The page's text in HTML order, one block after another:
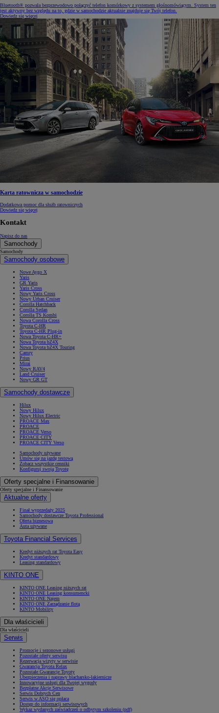
Bluetooth® pozwala bezprzewodowo połączyć telefon komórkowy z systemem głośnomówiącym. System ten
jest aktywny bez względu na to, gdzie w samochodzie aktualnie znajduje się Twój telefon.
Dowiedz się więcej
Karta ratownicza w samochodzie
Dodatkowa pomoc dla służb ratowniczych
Dowiedz się więcej
Kontakt
Napisz do nas
Samochody
Samochody
Samochody osobowe
Nowe Aygo X
Yaris
GR Yaris
Yaris Cross
Nowy Yaris Cross
Nowy Urban Cruiser
Corolla Hatchback
Corolla Sedan
Corolla TS Kombi
Nowa Corolla Cross
Toyota C-HR
Toyota C-HR Plug-in
Nowa Toyota C-HR+
Nowa Toyota bZ4X
Nowa Toyota bZ4X Touring
Camry
Prius
Mirai
Nowy RAV4
Land Cruiser
Nowy GR GT
Samochody dostawcze
Hilux
Nowy Hilux
Nowy Hilux Electric
PROACE Max
PROACE
PROACE Verso
PROACE CITY
PROACE CITY Verso
Samochody używane
Umów się na jazdę testową
Zobacz wszystkie cenniki
Konfiguruj swoją Toyotę
Oferty specjalne i Finansowanie
Oferty specjalne i Finansowanie
Aktualne oferty
Finał wyprzedaży 2025
Samochody dostawcze Toyota Professional
Oferta biznesowa
Auta używane
Toyota Financial Services
Kredyt niższych rat Toyota Easy
Kredyt standardowy
Leasing standardowy
KINTO ONE
KINTO ONE Leasing niższych rat
KINTO ONE Leasing konsumencki
KINTO ONE Najem
KINTO ONE Zarządzanie flotą
KINTO Mobility
Dla właścicieli
Dla właścicieli
Serwis
Promocje i sezonowe usługi
Pozostałe oferty serwisu
Rezerwacja wizyty w serwisie
Gwarancja Toyota Relax
Pozostałe Gwarancje Toyoty
Ubezpieczenia i naprawy blacharsko-lakiernicze
Innowacyjne usługi dla Twojej wygody
Bezpłatne Akcje Serwisowe
Serwis Dobrych Cen
Serwis w ASO się opłaca
Dostęp do informacji serwisowych
Wykaz wydanych zaświadczeń o odbytym szkoleniu (pdf)